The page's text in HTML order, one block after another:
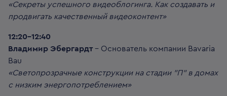
«Секреты успешного видеоблогинга. Как создавать и
продвигать качественный видеоконтент»
12:20-12:40
Владимир Эбергардт– Основатель компании Bavaria
Bau
«Светопрозрачные конструкции на стадии "П" в домах
с низким энергопотреблением»